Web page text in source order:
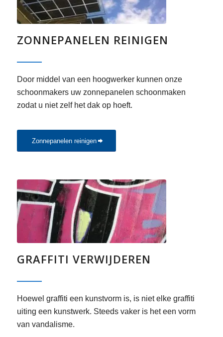
ZONNEPANELEN REINIGEN
Door middel van een hoogwerker kunnen onze
schoonmakers uw zonnepanelen schoonmaken
zodat u niet zelf het dak op hoeft.
Zonnepanelen reinigen
GRAFFITI VERWIJDEREN
Hoewel graffiti een kunstvorm is, is niet elke graffiti
uiting een kunstwerk. Steeds vaker is het een vorm
van vandalisme.